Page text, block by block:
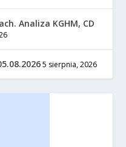
Analiza KGHM, CD
5 sierpnia, 2026